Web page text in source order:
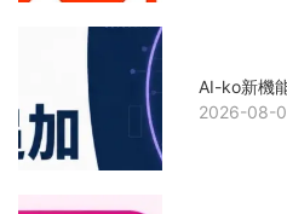
AI-ko新機
2026-08-